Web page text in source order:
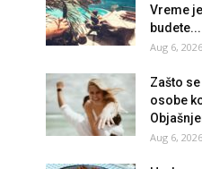
Vreme
budete...
Aug 6, 2026
Zašto
osobe
Aug 6, 2026